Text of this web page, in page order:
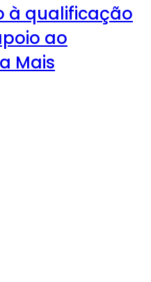
à qualificação
ao
Mais